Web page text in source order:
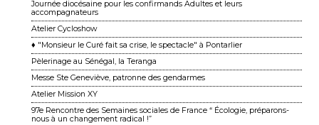
Journée diocésaine pour les confirmands Adultes et leurs
accompagnateurs
Atelier Cycloshow
♦ "Monsieur le Curé fait sa crise, le spectacle" à Pontarlier
Pèlerinage au Sénégal, la Teranga
Messe Ste Geneviève, patronne des gendarmes
Atelier Mission XY
97e Rencontre des Semaines sociales de France “ Écologie, préparons-
nous à un changement ra dical !”